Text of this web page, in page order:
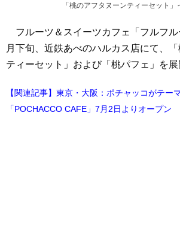
「桃のアフタヌーンティーセット」
フルーツ＆スイーツカフェ「フルフ
月下旬、近鉄あべのハルカス店にて、
ティーセット」および「桃パフェ」を展
【関連記事】東京・大阪：ポチャッコがテー
「POCHACCO CAFE」7月2日よりオープン